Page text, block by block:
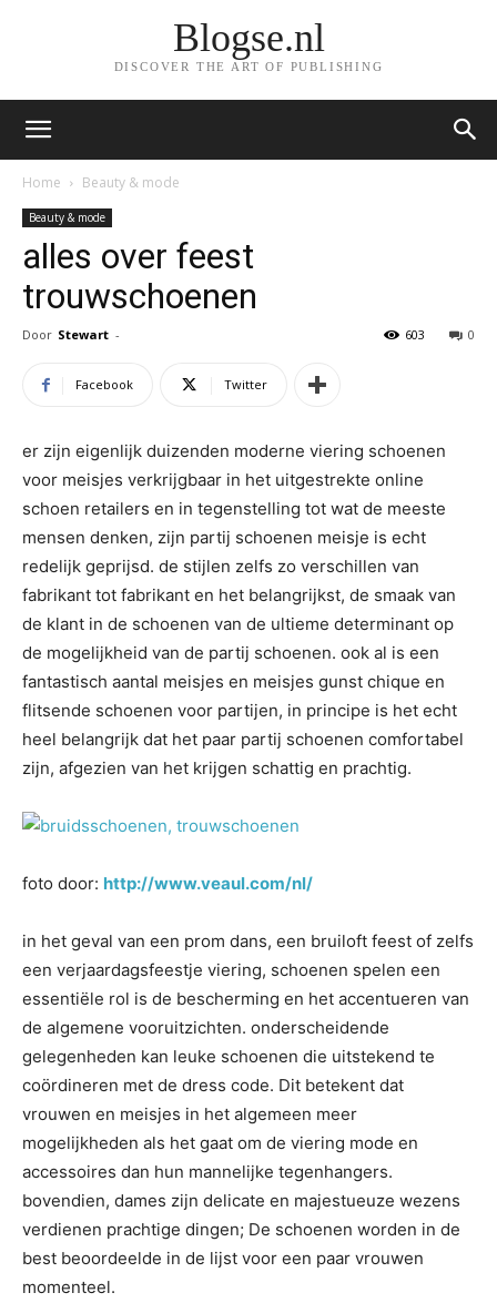
Blogse.nl
DISCOVER THE ART OF PUBLISHING
Home Beauty & mode
Beauty & mode
alles over feest
trouwschoenen
Door Stewart - 0
603
Facebook Twitter
er zijn eigenlijk duizenden moderne viering schoenen
voor meisjes verkrijgbaar in het uitgestrekte online
schoen retailers en in tegenstelling tot wat de meeste
mensen denken, zijn partij schoenen meisje is echt
redelijk geprijsd. de stijlen zelfs zo verschillen van
fabrikant tot fabrikant en het belangrijkst, de smaak van
de klant in de schoenen van de ultieme determinant op
de mogelijkheid van de partij schoenen. ook al is een
fantastisch aantal meisjes en meisjes gunst chique en
flitsende schoenen voor partijen, in principe is het echt
heel belangrijk dat het paar partij schoenen comfortabel
zijn, afgezien van het krijgen schattig en prachtig.
foto door: http://www.veaul.com/nl/
in het geval van een prom dans, een bruiloft feest of zelfs
een verjaardagsfeestje viering, schoenen spelen een
essentiële rol is de bescherming en het accentueren van
de algemene vooruitzichten. onderscheidende
gelegenheden kan leuke schoenen die uitstekend te
coördineren met de dress code. Dit betekent dat
vrouwen en meisjes in het algemeen meer
mogelijkheden als het gaat om de viering mode en
accessoires dan hun mannelijke tegenhangers.
bovendien, dames zijn delicate en majestueuze wezens
verdienen prachtige dingen; De schoenen worden in de
best beoordeelde in de lijst voor een paar vrouwen
momenteel.